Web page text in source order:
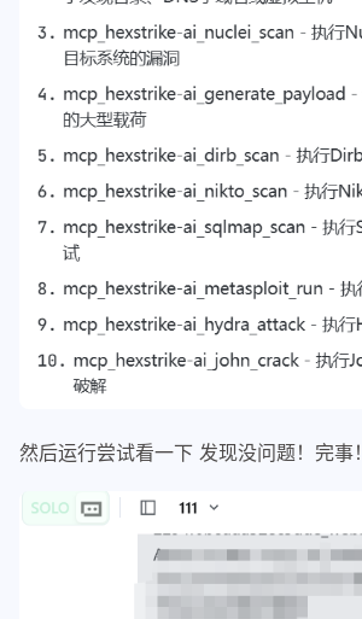
然后运行尝试看一下 发现没问题！完事！